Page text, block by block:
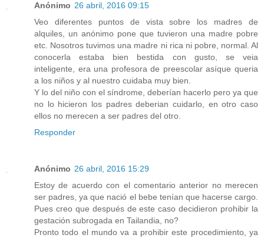
Anónimo 26 abril, 2016 09:15
Veo diferentes puntos de vista sobre los madres de
alquiles, un anónimo pone que tuvieron una madre pobre
etc. Nosotros tuvimos una madre ni rica ni pobre, normal. Al
conocerla estaba bien bestida con gusto, se veia
inteligente, era una profesora de preescolar asíque queria
a los niños y al nuestro cuidaba muy bien.
Y lo del niño con el síndrome, deberían hacerlo pero ya que
no lo hicieron los padres deberian cuidarlo, en otro caso
ellos no merecen a ser padres del otro.
Responder
Anónimo 26 abril, 2016 15:29
Estoy de acuerdo con el comentario anterior no merecen
ser padres, ya que nació el bebe tenían que hacerse cargo.
Pues creo que después de este caso decidieron prohibir la
gestación subrogada en Tailandia, no?
Pronto todo el mundo va a prohibir este procedimiento, ya